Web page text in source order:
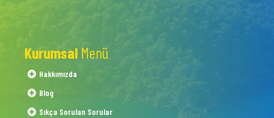
Kurumsal Menü
Hakkımızda
Blog
Sıkça Sorulan Sorular